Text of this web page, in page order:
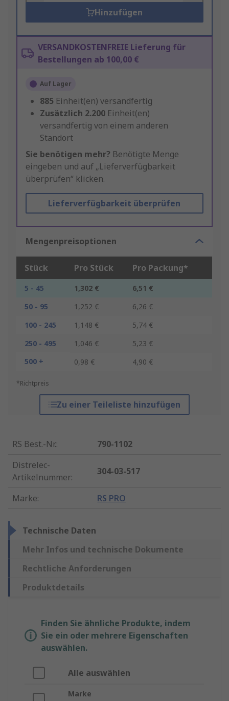
Hinzufügen
VERSANDKOSTENFREIE Lieferung für
Bestellungen ab 100,00 €
Auf Lager
885 Einheit(en) versandfertig
Zusätzlich 2.200 Einheit(en)
versandfertig von einem anderen
Standort
Sie benötigen mehr? Benötigte Menge
eingeben und auf „Lieferverfügbarkeit
überprüfen“ klicken.
Lieferverfügbarkeit überprüfen
Mengenpreisoptionen
Stück Pro Stück Pro Packung*
5 - 45 1,302 €
6,51 €
50 - 95
1,252 €
6,26 €
100 - 245
1,148 €
5,74 €
250 - 495
1,046 €
5,23 €
500 +
0,98 € 4,90 €
*Richtpreis
Zu einer Teileliste hinzufügen
RS Best.-Nr.:
790-1102
Distrelec-
Artikelnummer:
304-03-517
Marke: RS PRO
Technische Daten
Mehr Infos und technische Dokumente
Rechtliche Anforderungen
Produktdetails
Finden Sie ähnliche Produkte, indem
Sie ein oder mehrere Eigenschaften
auswählen.
Alle auswählen
Marke